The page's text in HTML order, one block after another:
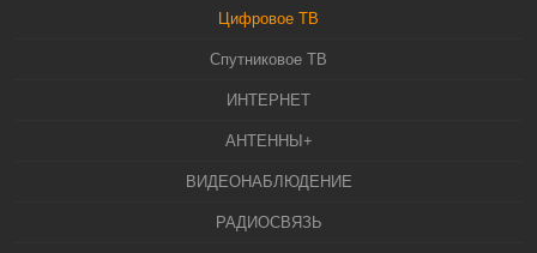
Цифровое ТВ
Спутниковое ТВ
ИНТЕРНЕТ
АНТЕННЫ+
ВИДЕОНАБЛЮДЕНИЕ
РАДИОСВЯЗЬ